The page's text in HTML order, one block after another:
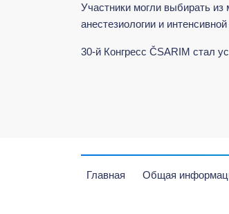
Участники могли выбирать
анестезиологии и
30-й Конгресс ČSARIM стал
Главная
Общая